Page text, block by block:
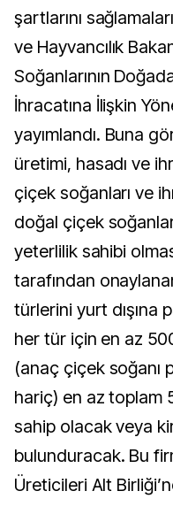
şartlarını
ve Hayvancılık
Soğanlarının
İhracatına İlişkin
yayımlandı. Buna
üretimi, hasadı ve
çiçek soğanları ve
doğal çiçek
yeterlilik sahibi
tarafından
türlerini yurt dışına
her tür için en az
(anaç çiçek soğanı
hariç) en az toplam
sahip olacak veya
bulunduracak. Bu
Üreticileri Alt